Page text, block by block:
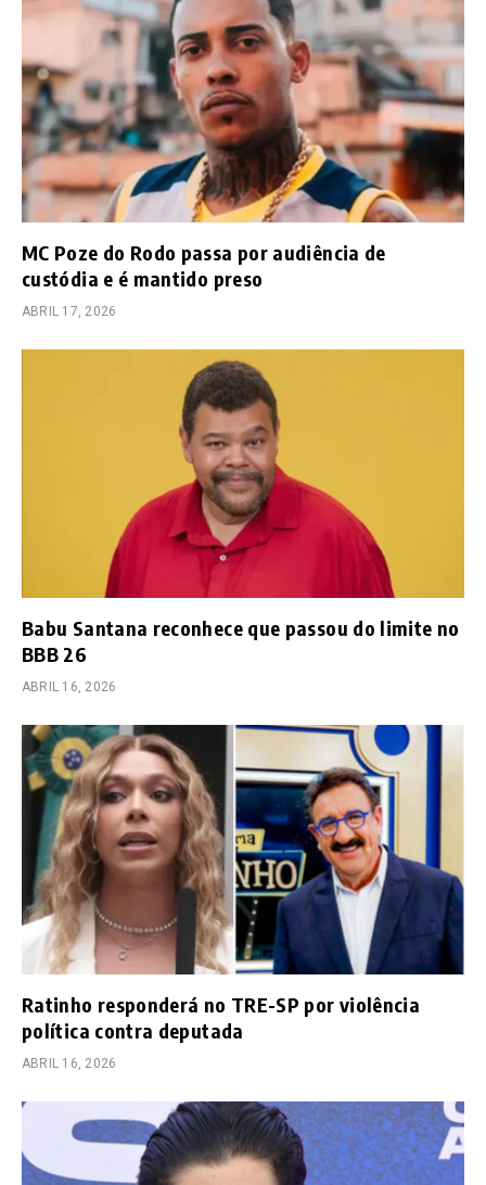
MC Poze do Rodo passa por audiência de
custódia e é mantido preso
ABRIL 17, 2026
Babu Santana reconhece que passou do limite no
BBB 26
ABRIL 16, 2026
Ratinho responderá no TRE-SP por violência
política contra deputada
ABRIL 16, 2026